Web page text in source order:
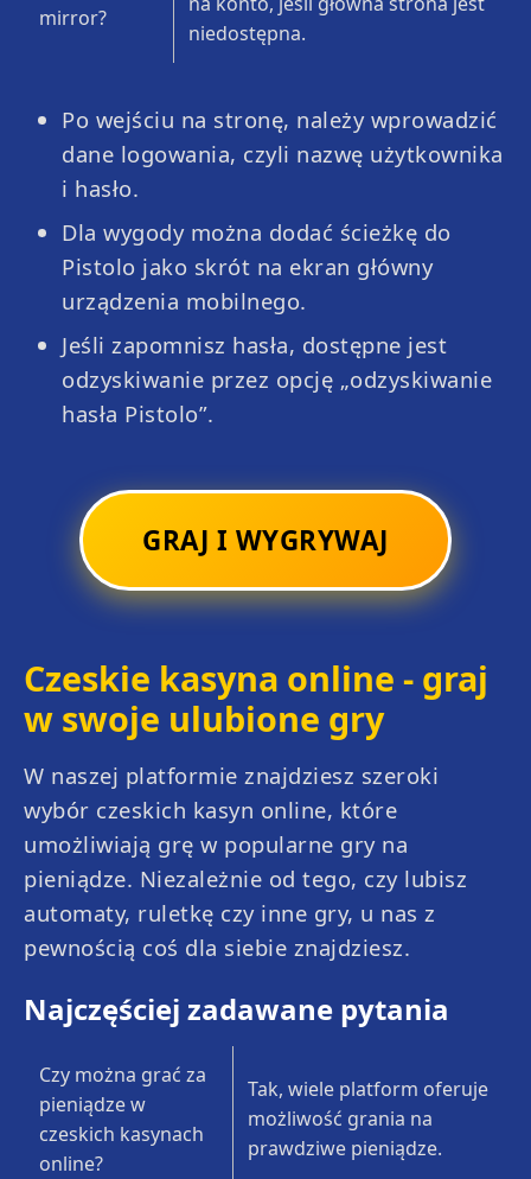
Unlimited Blackjack
Crazy Coin Flip
Spaceman
Balloon
mirror?
niedostępna.
Po wejściu na stronę, należy wprowadzić
dane logowania, czyli nazwę użytkownika
i hasło.
Dla wygody można dodać ścieżkę do
Pistolo jako skrót na ekran główny
urządzenia mobilnego.
Jeśli zapomnisz hasła, dostępne jest
odzyskiwanie przez opcję „odzyskiwanie
hasła Pistolo”.
GRAJ I WYGRYWAJ
Czeskie kasyna online - graj
w swoje ulubione gry
W naszej platformie znajdziesz szeroki
wybór czeskich kasyn online, które
umożliwiają grę w popularne gry na
pieniądze. Niezależnie od tego, czy lubisz
automaty, ruletkę czy inne gry, u nas z
pewnością coś dla siebie znajdziesz.
Najczęściej zadawane pytania
Czy można grać za
pieniądze w
czeskich kasynach
online?
Tak, wiele platform oferuje
możliwość grania na
prawdziwe pieniądze.